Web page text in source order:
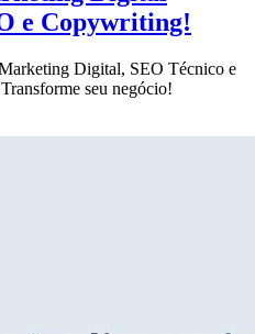
e Copywriting!
Digital, SEO Técnico e
seu negócio!